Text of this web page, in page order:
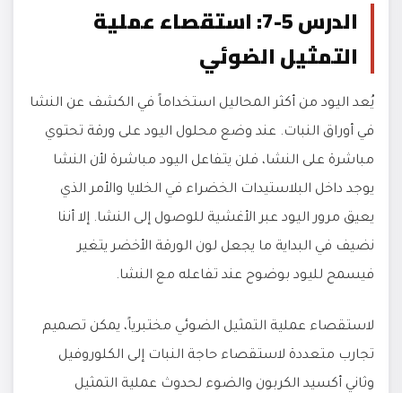
الدرس 5-7: استقصاء عملية
التمثيل الضوئي
يُعد اليود من أكثر المحاليل استخداماً في الكشف عن النشا
في أوراق النبات. عند وضع محلول اليود على ورقة تحتوي
مباشرة على النشا، فلن يتفاعل اليود مباشرة لأن النشا
يوجد داخل البلاستيدات الخضراء في الخلايا والأمر الذي
يعيق مرور اليود عبر الأغشية للوصول إلى النشا. إلا أننا
نضيف في البداية ما يجعل لون الورقة الأخضر يتغير
فيسمح لليود بوضوح عند تفاعله مع النشا.
لاستقصاء عملية التمثيل الضوئي مختبرياً، يمكن تصميم
تجارب متعددة لاستقصاء حاجة النبات إلى الكلوروفيل
وثاني أكسيد الكربون والضوء لحدوث عملية التمثيل